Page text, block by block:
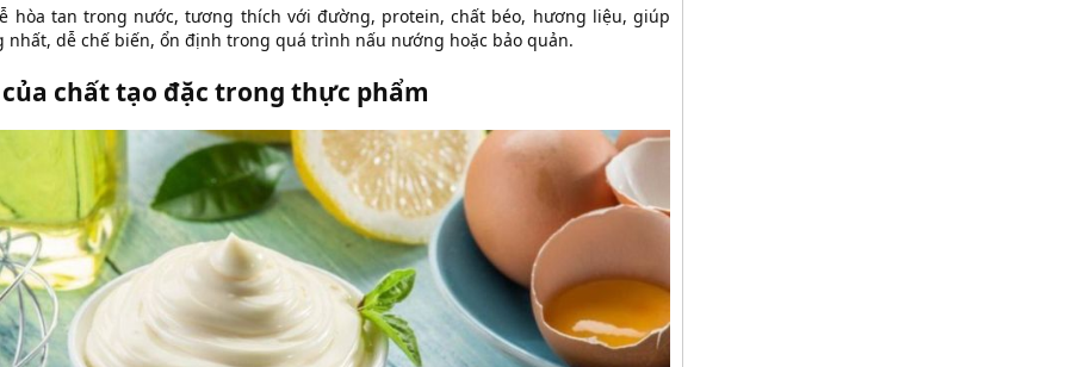
hòa tan trong nước, tương thích với đường, protein, chất béo, hương liệu, giúp
nhất, dễ chế biến, ổn định trong quá trình nấu nướng hoặc bảo quản.
chất tạo đặc trong thực phẩm